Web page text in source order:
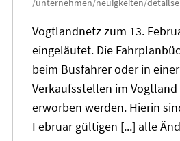
Vogtlandnetz zum 13.
eingeläutet. Die
beim Busfahrer oder in
Verkaufsstellen im Vogtland
erworben werden. Hierin
Februar gültigen [...] alle